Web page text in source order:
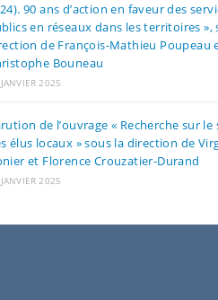
90 ans d’action en faveur des
en réseaux dans les territoires »,
de François-Mathieu Poupeau
Bouneau
2025
de l’ouvrage « Recherche sur
élus locaux » sous la direction de
et Florence Crouzatier-Durand
2025